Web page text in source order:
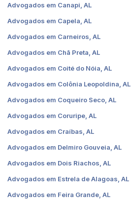
Advogados em Canapi, AL
Advogados em Capela, AL
Advogados em Carneiros, AL
Advogados em Chã Preta, AL
Advogados em Coité do Nóia, AL
Advogados em Colônia Leopoldina, AL
Advogados em Coqueiro Seco, AL
Advogados em Coruripe, AL
Advogados em Craíbas, AL
Advogados em Delmiro Gouveia, AL
Advogados em Dois Riachos, AL
Advogados em Estrela de Alagoas, AL
Advogados em Feira Grande, AL